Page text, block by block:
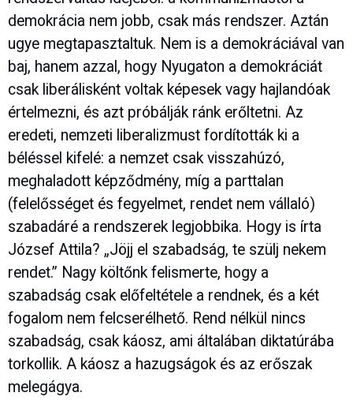
demokrácia nem jobb, csak más rendszer. Aztán
ugye megtapasztaltuk. Nem is a demokráciával van
baj, hanem azzal, hogy Nyugaton a demokráciát
csak liberálisként voltak képesek vagy hajlandóak
értelmezni, és azt próbálják ránk erőltetni. Az
eredeti, nemzeti liberalizmust fordították ki a
béléssel kifelé: a nemzet csak visszahúzó,
meghaladott képződmény, míg a parttalan
(felelősséget és fegyelmet, rendet nem vállaló)
szabadáré a rendszerek legjobbika. Hogy is írta
József Attila? „Jöjj el szabadság, te szülj nekem
rendet.” Nagy költőnk felismerte, hogy a
szabadság csak előfeltétele a rendnek, és a két
fogalom nem felcserélhető. Rend nélkül nincs
szabadság, csak káosz, ami általában diktatúrába
torkollik. A káosz a hazugságok és az erőszak
melegágya.